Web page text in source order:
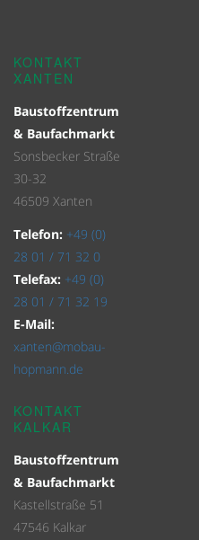
KONTAKT
XANTEN
Baustoffzentrum
& Baufachmarkt
Sonsbecker Straße
30-32
46509 Xanten
Telefon: +49 (0)
28 01 / 71 32 0
Telefax: +49 (0)
28 01 / 71 32 19
E-Mail:
xanten@mobau-
hopmann.de
KONTAKT
KALKAR
Baustoffzentrum
& Baufachmarkt
Kastellstraße 51
47546 Kalkar